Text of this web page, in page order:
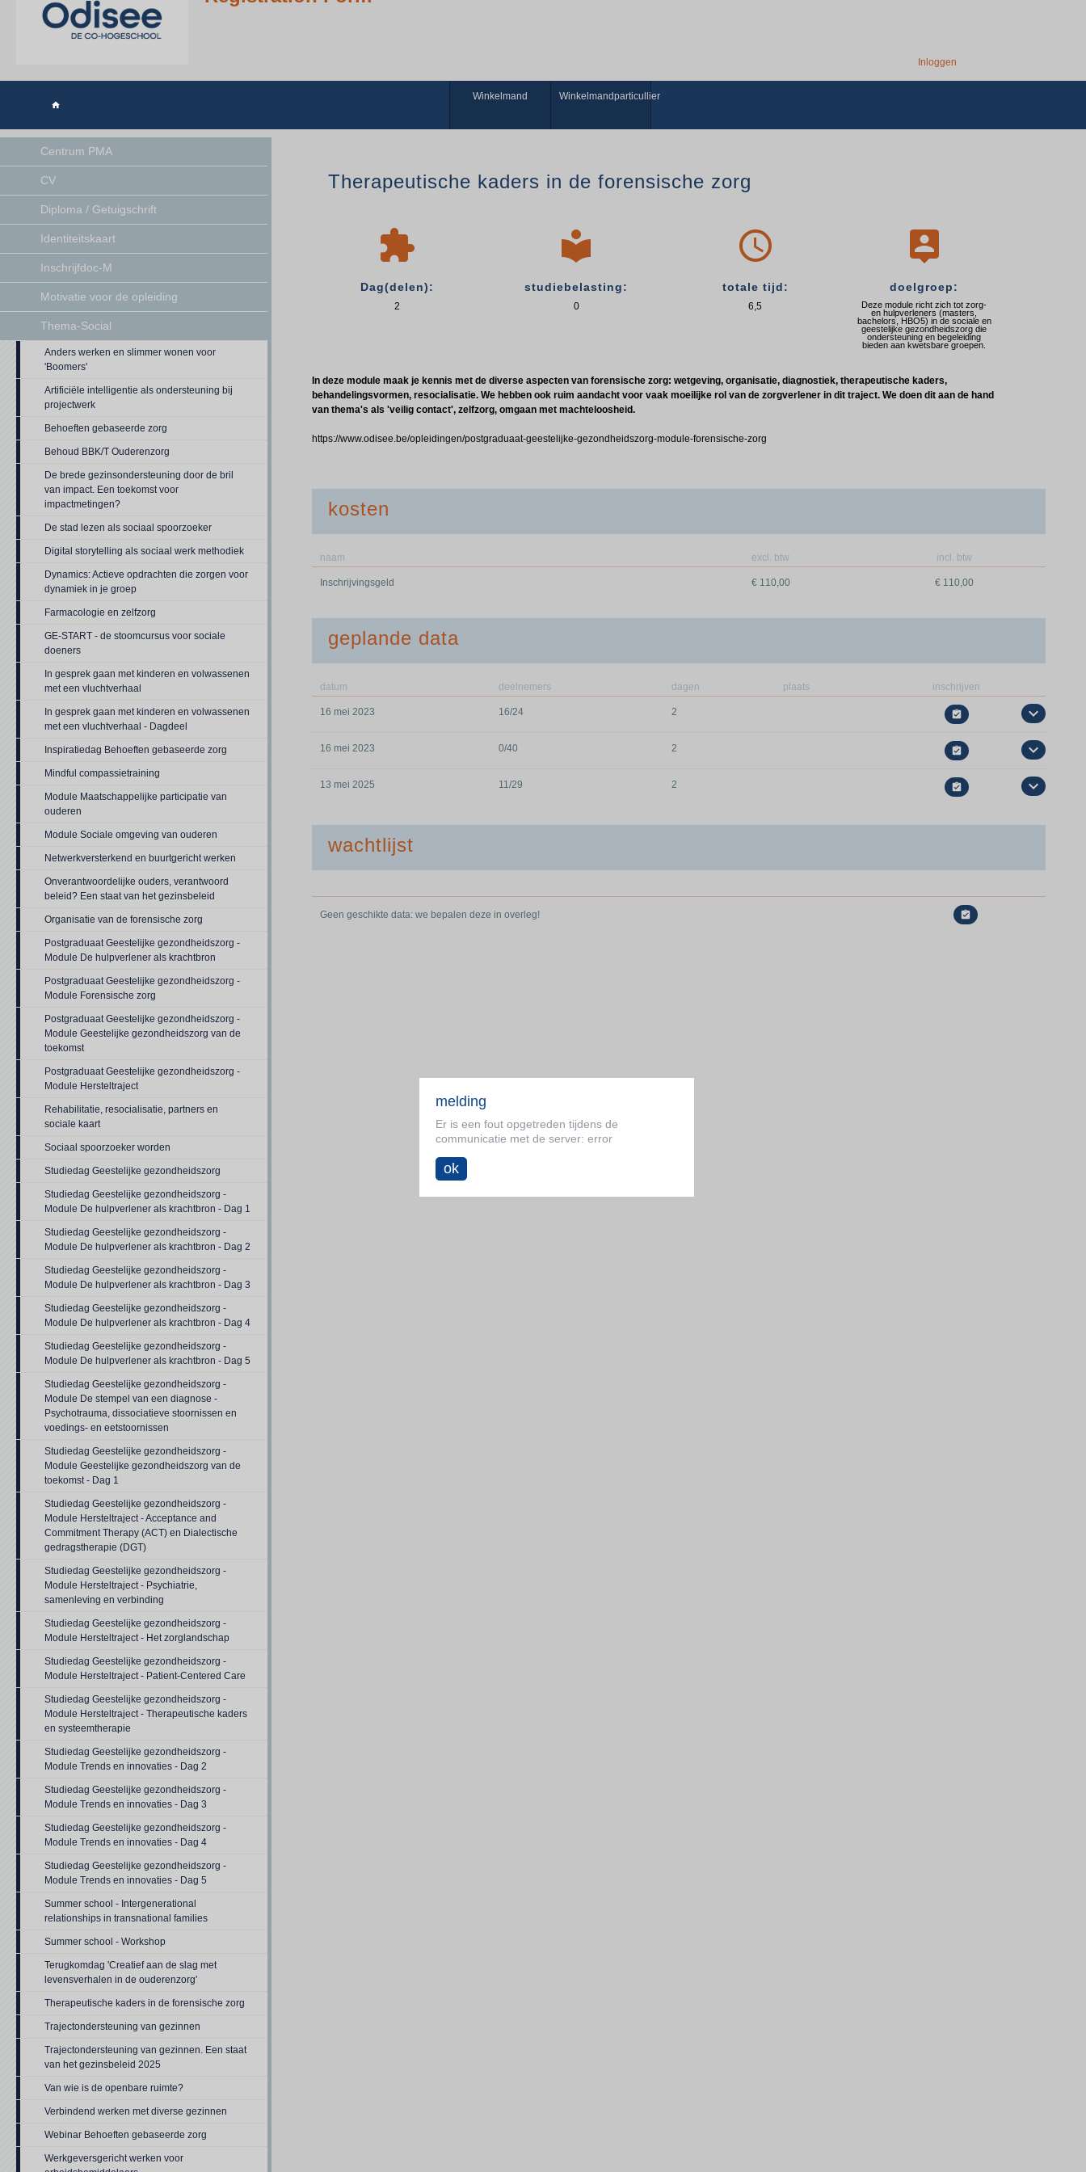
Inloggen

Winkelmand Winkelmandparticullier
Centrum PMA
CV
Diploma / Getuigschrift
Identiteitskaart
Inschrijfdoc-M
Motivatie voor de opleiding
Thema-Social
Anders werken en slimmer wonen voor
'Boomers'
Artificiële intelligentie als ondersteuning bij
projectwerk
Behoeften gebaseerde zorg
Behoud BBK/T Ouderenzorg
De brede gezinsondersteuning door de bril
van impact. Een toekomst voor
impactmetingen?
De stad lezen als sociaal spoorzoeker
Digital storytelling als sociaal werk methodiek
Dynamics: Actieve opdrachten die zorgen voor
dynamiek in je groep
Farmacologie en zelfzorg
GE-START - de stoomcursus voor sociale
doeners
In gesprek gaan met kinderen en volwassenen
met een vluchtverhaal
In gesprek gaan met kinderen en volwassenen
met een vluchtverhaal - Dagdeel
Inspiratiedag Behoeften gebaseerde zorg
Mindful compassietraining
Module Maatschappelijke participatie van
ouderen
Module Sociale omgeving van ouderen
Netwerkversterkend en buurtgericht werken
Onverantwoordelijke ouders, verantwoord
beleid? Een staat van het gezinsbeleid
Organisatie van de forensische zorg
Postgraduaat Geestelijke gezondheidszorg -
Module De hulpverlener als krachtbron
Postgraduaat Geestelijke gezondheidszorg -
Module Forensische zorg
Postgraduaat Geestelijke gezondheidszorg -
Module Geestelijke gezondheidszorg van de
toekomst
Postgraduaat Geestelijke gezondheidszorg -
Module Hersteltraject
Rehabilitatie, resocialisatie, partners en
sociale kaart
Sociaal spoorzoeker worden
Studiedag Geestelijke gezondheidszorg
Studiedag Geestelijke gezondheidszorg -
Module De hulpverlener als krachtbron - Dag 1
Studiedag Geestelijke gezondheidszorg -
Module De hulpverlener als krachtbron - Dag 2
Studiedag Geestelijke gezondheidszorg -
Module De hulpverlener als krachtbron - Dag 3
Studiedag Geestelijke gezondheidszorg -
Module De hulpverlener als krachtbron - Dag 4
Studiedag Geestelijke gezondheidszorg -
Module De hulpverlener als krachtbron - Dag 5
Studiedag Geestelijke gezondheidszorg -
Module De stempel van een diagnose -
Psychotrauma, dissociatieve stoornissen en
voedings- en eetstoornissen
Studiedag Geestelijke gezondheidszorg -
Module Geestelijke gezondheidszorg van de
toekomst - Dag 1
Studiedag Geestelijke gezondheidszorg -
Module Hersteltraject - Acceptance and
Commitment Therapy (ACT) en Dialectische
gedragstherapie (DGT)
Studiedag Geestelijke gezondheidszorg -
Module Hersteltraject - Psychiatrie,
samenleving en verbinding
Studiedag Geestelijke gezondheidszorg -
Module Hersteltraject - Het zorglandschap
Studiedag Geestelijke gezondheidszorg -
Module Hersteltraject - Patient-Centered Care
Studiedag Geestelijke gezondheidszorg -
Module Hersteltraject - Therapeutische kaders
en systeemtherapie
Studiedag Geestelijke gezondheidszorg -
Module Trends en innovaties - Dag 2
Studiedag Geestelijke gezondheidszorg -
Module Trends en innovaties - Dag 3
Studiedag Geestelijke gezondheidszorg -
Module Trends en innovaties - Dag 4
Studiedag Geestelijke gezondheidszorg -
Module Trends en innovaties - Dag 5
Summer school - Intergenerational
relationships in transnational families
Summer school - Workshop
Terugkomdag 'Creatief aan de slag met
levensverhalen in de ouderenzorg'
Therapeutische kaders in de forensische zorg
Trajectondersteuning van gezinnen
Trajectondersteuning van gezinnen. Een staat
van het gezinsbeleid 2025
Van wie is de openbare ruimte?
Verbindend werken met diverse gezinnen
Webinar Behoeften gebaseerde zorg
Werkgeversgericht werken voor
Therapeutische kaders in de forensische zorg

Dag(delen):
2

studiebelasting:
0

totale tijd:
6,5

doelgroep:
Deze module richt zich tot zorg-
en hulpverleners (masters,
bachelors, HBO5) in de sociale en
geestelijke gezondheidszorg die
ondersteuning en begeleiding
bieden aan kwetsbare groepen.
In deze module maak je kennis met de diverse aspecten van forensische zorg: wetgeving, organisatie, diagnostiek, therapeutische kaders,
behandelingsvormen, resocialisatie. We hebben ook ruim aandacht voor vaak moeilijke rol van de zorgverlener in dit traject. We doen dit aan de hand
van thema's als 'veilig contact', zelfzorg, omgaan met machteloosheid.
https://www.odisee.be/opleidingen/postgraduaat-geestelijke-gezondheidszorg-module-forensische-zorg
kosten
naam excl. btw incl. btw
Inschrijvingsgeld € 110,00 € 110,00
geplande data
datum deelnemers dagen plaats inschrijven
16 mei 2023 16/24 2 
16 mei 2023 0/40 2 
13 mei 2025 11/29 2 
wachtlijst
Geen geschikte data: we bepalen deze in overleg! 
melding
Er is een fout opgetreden tijdens de
communicatie met de server: error
ok